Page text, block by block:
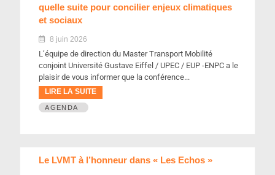
quelle suite pour concilier enjeux climatiques
et sociaux
8 juin 2026
L’équipe de direction du Master Transport Mobilité
conjoint Université Gustave Eiffel / UPEC / EUP -ENPC a le
plaisir de vous informer que la conférence...
LIRE LA SUITE
AGENDA
Le LVMT à l’honneur dans « Les Echos »